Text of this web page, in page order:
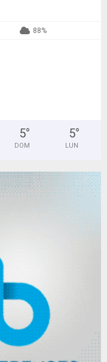
88%
5°
DOM
5°
LUN